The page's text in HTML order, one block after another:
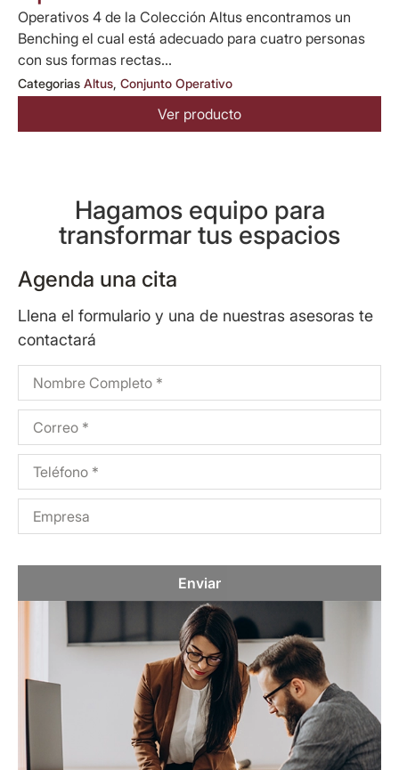
Operativos 4 de la Colección Altus encontramos un
Benching el cual está adecuado para cuatro personas
con sus formas rectas...
Categorias Altus, Conjunto Operativo
Ver producto
Hagamos equipo para
transformar tus espacios
Agenda una cita
Llena el formulario y una de nuestras asesoras te
contactará
Enviar